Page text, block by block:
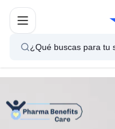
¿Qué buscas para tu